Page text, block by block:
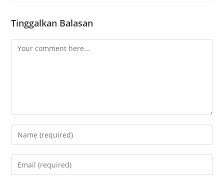
Tinggalkan Balasan
Comment
Enter
your
name
Enter
your